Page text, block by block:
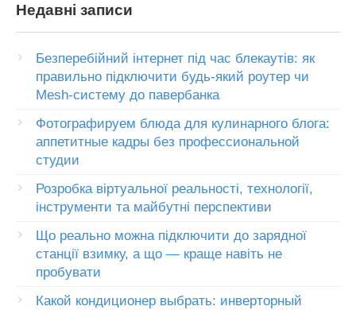
Недавні записи
Безперебійний інтернет під час блекаутів: як
правильно підключити будь-який роутер чи
Mesh-систему до павербанка
Фотографируем блюда для кулинарного блога:
аппетитные кадры без профессиональной
студии
Розробка віртуальної реальності, технології,
інструменти та майбутні перспективи
Що реально можна підключити до зарядної
станції взимку, а що — краще навіть не
пробувати
Какой кондиционер выбрать: инверторный